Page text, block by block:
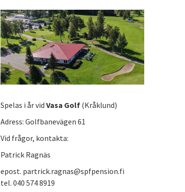
Spelas i år vid Vasa Golf (Kråklund)
Adress: Golfbanevägen 61
Vid frågor, kontakta:
Patrick Ragnäs
epost. partrick.ragnas@spfpension.fi
tel. 040 574 8919